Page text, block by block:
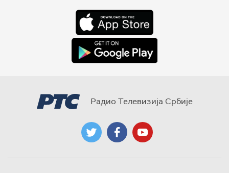
Радио Телевизија Србије